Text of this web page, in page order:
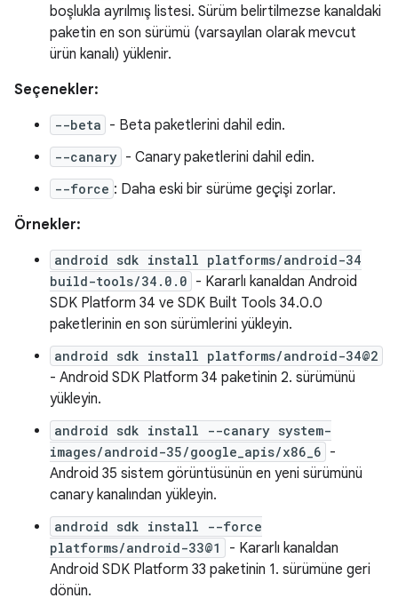
boşlukla ayrılmış listesi. Sürüm belirtilmezse kanaldaki
paketin en son sürümü (varsayılan olarak mevcut
ürün kanalı) yüklenir.
Seçenekler:
--beta - Beta paketlerini dahil edin.
--canary - Canary paketlerini dahil edin.
--force : Daha eski bir sürüme geçişi zorlar.
Örnekler:
android sdk install platforms/android-34
build-tools/34.0.0 - Kararlı kanaldan Android
SDK Platform 34 ve SDK Built Tools 34.0.0
paketlerinin en son sürümlerini yükleyin.
android sdk install platforms/android-34@2
- Android SDK Platform 34 paketinin 2. sürümünü
yükleyin.
android sdk install --canary system-
images/android-35/google_apis/x86_6 -
Android 35 sistem görüntüsünün en yeni sürümünü
canary kanalından yükleyin.
android sdk install --force
platforms/android-33@1
- Kararlı kanaldan
Android SDK Platform 33 paketinin 1. sürümüne geri
dönün.